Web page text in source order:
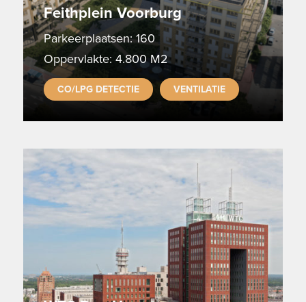
Feithplein Voorburg
Parkeerplaatsen: 160
Oppervlakte: 4.800 M2
CO/LPG DETECTIE VENTILATIE